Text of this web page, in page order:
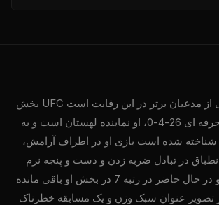
مدعیان برتر در این رقابت است UFC بخش
سبک وزن با رکورد حرفه ای 26-4-0، او نماینده لهستان است و به
خاطر obovertech شناخته شده است بازی او در اطراف آرامش،
در تبادل ضربه زدن و دست و پنجه نرم
ساخته شده است او در حال حاضر در رتبه 7 در بخش او باقی مانده
تصویر عنوان سبک وزن و یک مسابقه خطرناک